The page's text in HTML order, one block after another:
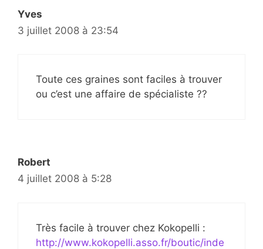
Yves
3 juillet 2008 à 23:54
Toute ces graines sont faciles à trouver
ou c’est une affaire de spécialiste ??
Robert
4 juillet 2008 à 5:28
Très facile à trouver chez Kokopelli :
http://www.kokopelli.asso.fr/boutic/inde